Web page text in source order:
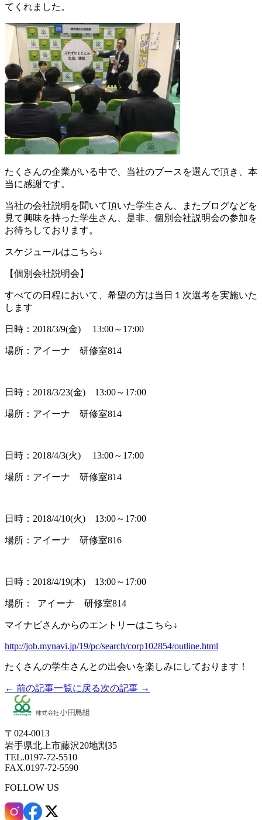
てくれました。
たくさんの企業がいる中で、当社のブースを選んで頂き、本
当に感謝です。
当社の会社説明を聞いて頂いた学生さん、またブログなどを
見て興味を持った学生さん、是非、個別会社説明会の参加を
お待ちしております。
スケジュールはこちら↓
【個別会社説明会】
すべての日程において、希望の方は当日１次選考を実施いた
します
日時：2018/3/9(金) 13:00～17:00
場所：アイーナ 研修室814
日時：2018/3/23(金) 13:00～17:00
場所：アイーナ 研修室814
日時：2018/4/3(火) 13:00～17:00
場所：アイーナ 研修室814
日時：2018/4/10(火) 13:00～17:00
場所：アイーナ 研修室816
日時：2018/4/19(木) 13:00～17:00
場所： アイーナ 研修室814
マイナビさんからのエントリーはこちら↓
http://job.mynavi.jp/19/pc/search/corp102854/outline.html
たくさんの学生さんとの出会いを楽しみにしております！
← 前の記事一覧に戻る次の記事 →
〒024-0013
岩手県北上市藤沢20地割35
TEL.0197-72-5510
FAX.0197-72-5590
FOLLOW US